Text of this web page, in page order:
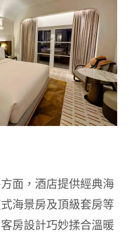
面，酒店提供經典海
海景房及頂級套房等
房設計巧妙揉合溫暖